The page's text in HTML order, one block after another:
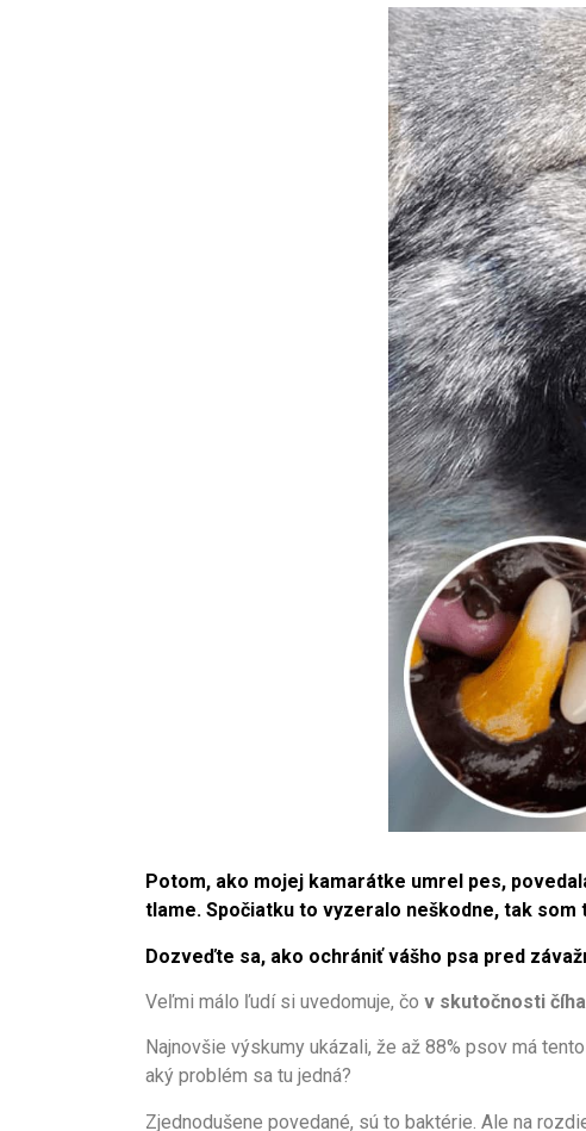
Potom, ako mojej kamarátke umrel pes,
tlame. Spočiatku to vyzeralo neškodne, tak
Dozveďte sa, ako ochrániť vášho psa pred
Veľmi málo ľudí si uvedomuje, čo v skutočnosti
Najnovšie výskumy ukázali, že až 88% psov má
aký problém sa tu jedná?
Zjednodušene povedané, sú to baktérie. Ale na